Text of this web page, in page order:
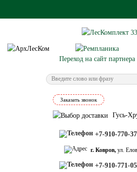
Переход на сайт партнера
Заказать звонок
Гусь-
+7-910-770-
г. Ковров, ул.
+7-910-771-